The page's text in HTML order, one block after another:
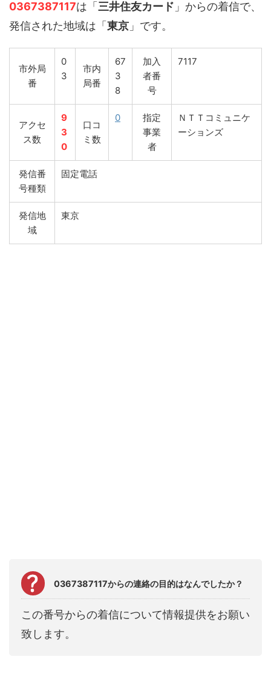
0367387117は「 三井住友カード 」からの着信で、
発信された地域は「 東京 」です。
市外局
番
0
3
市内
局番
67
3
8
加入
者番
号
7117
アクセ
ス数
9
3
0
口コ
ミ数
0
指定
事業
者
ＮＴＴコミュニケ
ーションズ
発信番
号種類
固定電話
発信地
域
東京
0367387117からの連絡の目的はなんでしたか？
この番号からの着信について情報提供をお願い
致します。